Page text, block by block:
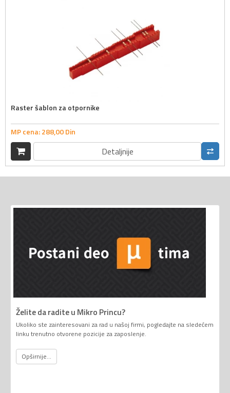
Raster šablon za otpornike
MP cena:288,00Din
Detaljnije
Želite da radite u Mikro Princu?
Ukoliko ste zainteresovani za rad u našoj firmi, pogledajte na sledećem
linku trenutno otvorene pozicije za zaposlenje.
Opširnije...